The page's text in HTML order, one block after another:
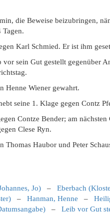
die Beweise beizubringen,
Tagen.
Karl Schmied. Er ist ihm
sein Gut gestellt gegenüber
Henne Wiener gewahrt.
seine 1. Klage gegen Contz
Contze Bender; am nächsten
Clese Ryn.
Thomas Haubor und Peter
Jo) – Eberbach
– Hanman, Henne –
– Leib vor Gut